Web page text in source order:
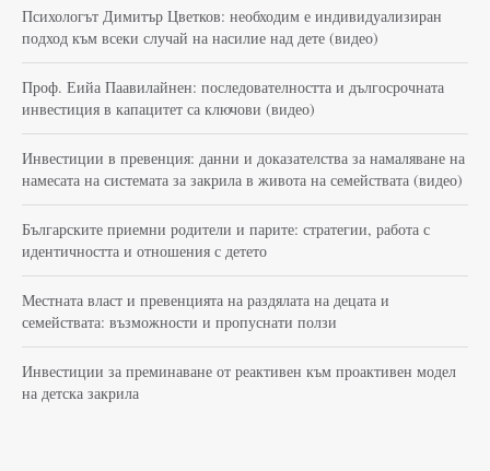
Психологът Димитър Цветков: необходим е индивидуализиран
подход към всеки случай на насилие над дете (видео)
Проф. Еийа Паавилайнен: последователността и дългосрочната
инвестиция в капацитет са ключови (видео)
Инвестиции в превенция: данни и доказателства за намаляване на
намесата на системата за закрила в живота на семействата (видео)
Българските приемни родители и парите: стратегии, работа с
идентичността и отношения с детето
Местната власт и превенцията на раздялата на децата и
семействата: възможности и пропуснати ползи
Инвестиции за преминаване от реактивен към проактивен модел
на детска закрила